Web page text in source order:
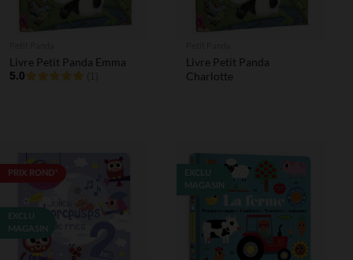
Livre Petit Panda Emma
5.0
Livre Petit Panda
Charlotte
PRIX ROND*
EXCLU
MAGASIN
EXCLU
MAGASIN